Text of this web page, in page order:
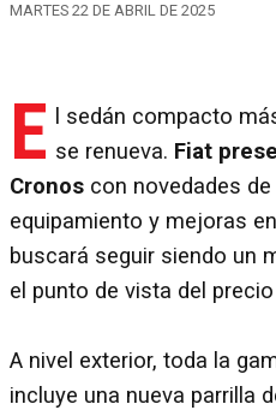
MARTES 22 DE ABRIL DE 2025
E
l sedán compacto
se renueva. Fiat
Cronos con novedades
equipamiento y mejoras
buscará seguir siendo un
el punto de vista del
A nivel exterior, toda la
incluye una nueva parrilla